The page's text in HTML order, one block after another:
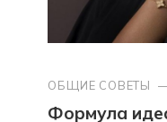
ОБЩИЕ СОВЕТЫ
Формула